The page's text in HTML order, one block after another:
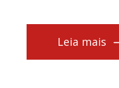
Leia mais